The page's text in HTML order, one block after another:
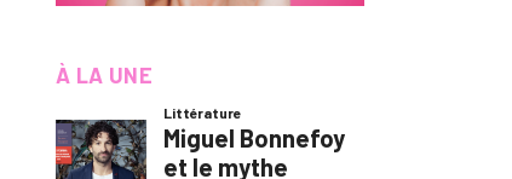
À LA UNE